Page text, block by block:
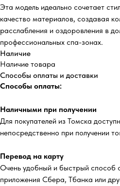
Эта модель идеально сочетает
качество материалов, создавая
расслабления и оздоровления в
профессиональных спа-зонах.
Наличие
Наличие товара
Способы оплаты и доставки
Способы оплаты:
Наличными при получении
Для покупателей из Томска
непосредственно при получении
Перевод на карту
Очень удобный и быстрый способ
приложения Сбера, Тбанка или